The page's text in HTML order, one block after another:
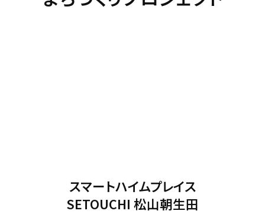
スマートハイムプレイス
SETOUCHI 松山朝生田